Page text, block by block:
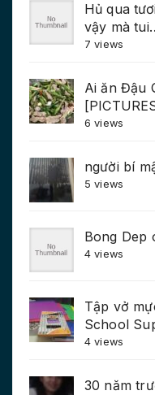
Hủ qua
vậy mà
7 views
Ai ăn Đậu
6 views
người bí
5 views
Bong Dep
4 views
Tập vở
School
4 views
30 năm